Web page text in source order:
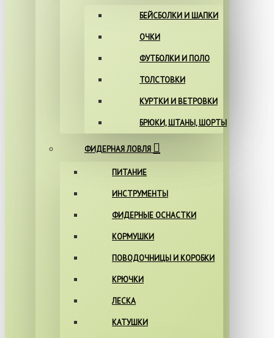
БЕЙСБОЛКИ И ШАПКИ
ОЧКИ
ФУТБОЛКИ И ПОЛО
ТОЛСТОВКИ
КУРТКИ И ВЕТРОВКИ
БРЮКИ, ШТАНЫ, ШОРТЫ
ФИДЕРНАЯ ЛОВЛЯ
ПИТАНИЕ
ИНСТРУМЕНТЫ
ФИДЕРНЫЕ ОСНАСТКИ
КОРМУШКИ
ПОВОДОЧНИЦЫ И КОРОБКИ
КРЮЧКИ
ЛЕСКА
КАТУШКИ